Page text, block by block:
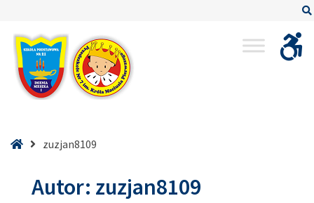
Stronazuzjan8109
Autor: zuzjan8109